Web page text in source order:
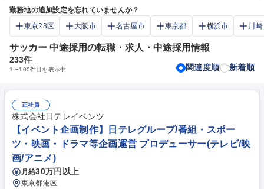
勤務地の追加設定を忘れていませんか？
東京23区
大阪市 名古屋市 東京都 横浜市 川
サッカー 中途採用の転職・求人・中途採用情報
233件
1〜100件目を表示中 関連度順 新着順
正社員
株式会社日テレイベンツ
【イベント企画制作】日テレグループ/番組・スポー
ツ・映画・ドラマ等企画運営 プロデューサー(テレビ/映
画/アニメ)
月給30万円以上
東京都港区